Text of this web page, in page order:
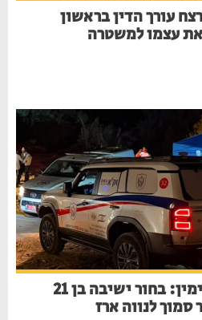
עורך הדין בראשון
את עצמו למשטרה
אסון בין הזמנים בבנימין: בחור ישיבה בן 21
סמוך לנווה ארז